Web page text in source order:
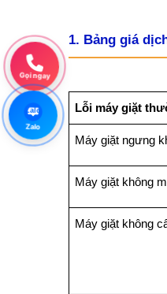
1. Bảng giá
Lỗi máy giặt
Máy giặt ngưng
Máy giặt không
Máy giặt không
Gọi ngay
Zalo
Zalo